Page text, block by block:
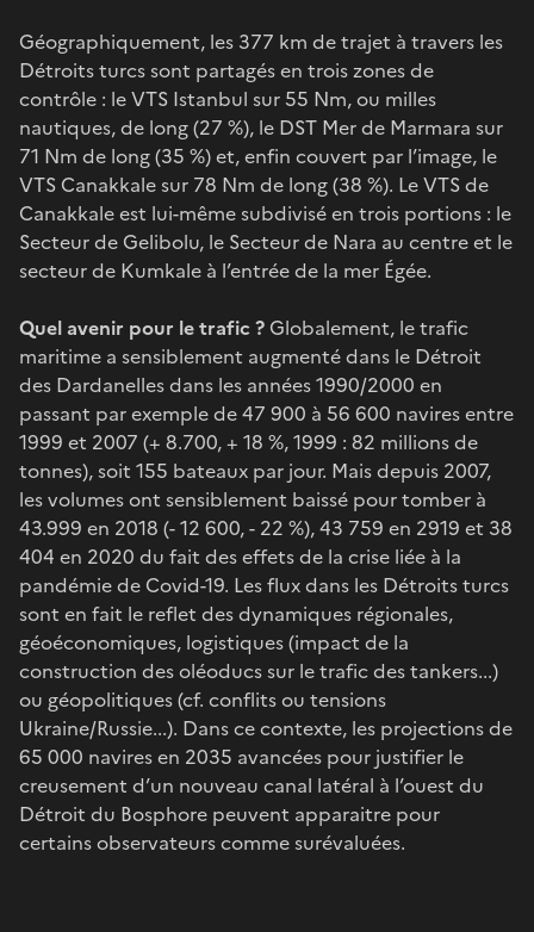
Géographiquement, les 377 km de trajet à travers les
Détroits turcs sont partagés en trois zones de
contrôle : le VTS Istanbul sur 55 Nm, ou milles
nautiques, de long (27 %), le DST Mer de Marmara sur
71 Nm de long (35 %) et, enfin couvert par l’image, le
VTS Canakkale sur 78 Nm de long (38 %). Le VTS de
Canakkale est lui-même subdivisé en trois portions : le
Secteur de Gelibolu, le Secteur de Nara au centre et le
secteur de Kumkale à l’entrée de la mer Égée.
Quel avenir pour le trafic ? Globalement, le trafic
maritime a sensiblement augmenté dans le Détroit
des Dardanelles dans les années 1990/2000 en
passant par exemple de 47 900 à 56 600 navires entre
1999 et 2007 (+ 8.700, + 18 %, 1999 : 82 millions de
tonnes), soit 155 bateaux par jour. Mais depuis 2007,
les volumes ont sensiblement baissé pour tomber à
43.999 en 2018 (- 12 600, - 22 %), 43 759 en 2919 et 38
404 en 2020 du fait des effets de la crise liée à la
pandémie de Covid-19. Les flux dans les Détroits turcs
sont en fait le reflet des dynamiques régionales,
géoéconomiques, logistiques (impact de la
construction des oléoducs sur le trafic des tankers...)
ou géopolitiques (cf. conflits ou tensions
Ukraine/Russie...). Dans ce contexte, les projections de
65 000 navires en 2035 avancées pour justifier le
creusement d’un nouveau canal latéral à l’ouest du
Détroit du Bosphore peuvent apparaitre pour
certains observateurs comme surévaluées.